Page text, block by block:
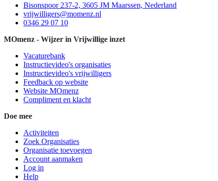
Bisonspoor 237-2, 3605 JM Maarssen, Nederland
vrijwilligers@momenz.nl
0346 29 07 10
MOmenz - Wijzer in Vrijwillige inzet
Vacaturebank
Instructievideo's organisaties
Instructievideo's vrijwilligers
Feedback op website
Website MOmenz
Compliment en klacht
Doe mee
Activiteiten
Zoek Organisaties
Organisatie toevoegen
Account aanmaken
Log in
Help